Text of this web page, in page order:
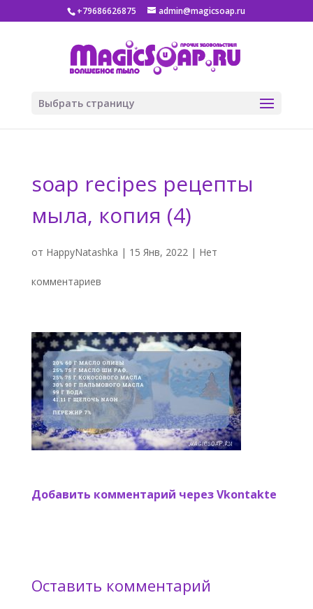
+79686626875 admin@magicsoap.ru
Выбрать страницу
soap recipes рецепты
мыла, копия (4)
от HappyNatashka | 15 Янв, 2022| Нет
комментариев
Добавить комментарий через Vkontakte
Оставить комментарий